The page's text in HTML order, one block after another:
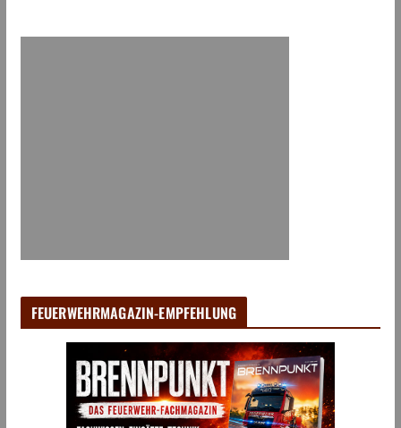
FEUERWEHRMAGAZIN-EMPFEHLUNG